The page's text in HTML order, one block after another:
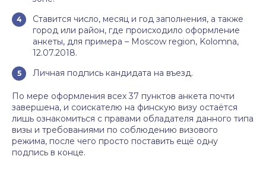
Ставится число, месяц и год заполнения, а также
город или район, где происходило оформление
анкеты, для примера – Moscow region, Kolomna,
12.07.2018.
Личная подпись кандидата на въезд.
По мере оформления всех 37 пунктов анкета почти
завершена, и соискателю на финскую визу остаётся
лишь ознакомиться с правами обладателя данного типа
визы и требованиями по соблюдению визового
режима, после чего просто поставить ещё одну
подпись в конце.